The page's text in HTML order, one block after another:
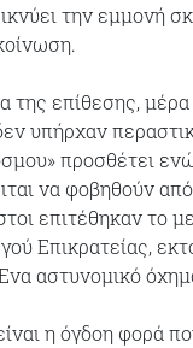
την εμμονή
της επίθεσης,
υπήρχαν
προσθέτει
να φοβηθούν
επιτέθηκαν το
Επικρατείας,
αστυνομικό
η όγδοη φορά